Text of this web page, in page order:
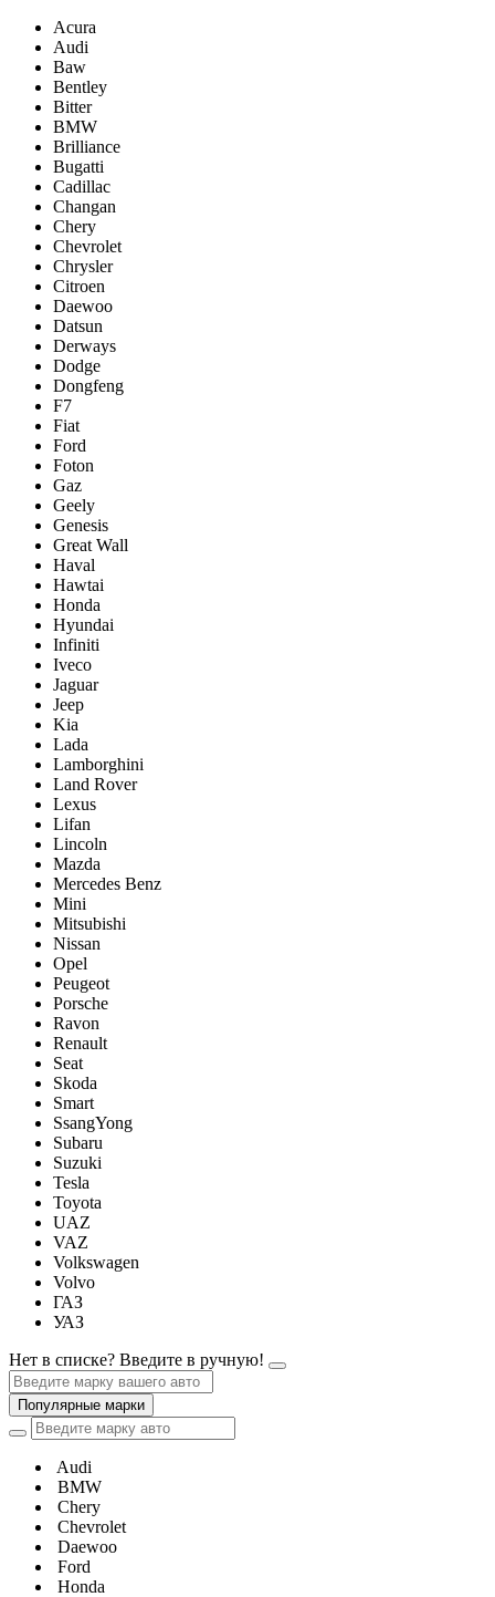
Acura
Audi
Baw
Bentley
Bitter
BMW
Brilliance
Bugatti
Cadillac
Changan
Chery
Chevrolet
Chrysler
Citroen
Daewoo
Datsun
Derways
Dodge
Dongfeng
F7
Fiat
Ford
Foton
Gaz
Geely
Genesis
Great Wall
Haval
Hawtai
Honda
Hyundai
Infiniti
Iveco
Jaguar
Jeep
Kia
Lada
Lamborghini
Land Rover
Lexus
Lifan
Lincoln
Mazda
Mercedes Benz
Mini
Mitsubishi
Nissan
Opel
Peugeot
Porsche
Ravon
Renault
Seat
Skoda
Smart
SsangYong
Subaru
Suzuki
Tesla
Toyota
UAZ
VAZ
Volkswagen
Volvo
ГАЗ
УАЗ
Нет в списке? Введите в ручную!
Популярные марки
Audi
BMW
Chery
Chevrolet
Daewoo
Ford
Honda